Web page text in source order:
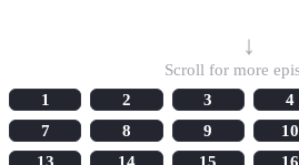
↓
Scroll for more
1
2 3 4
7
8 9 10